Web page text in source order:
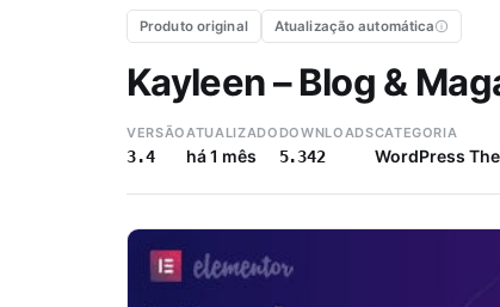
Produto original Atualização automática
Kayleen – Blog &
VERSÃO
3.4
ATUALIZADO
há 1 mês
DOWNLOADS
5.342
CATEGORIA
WordPress